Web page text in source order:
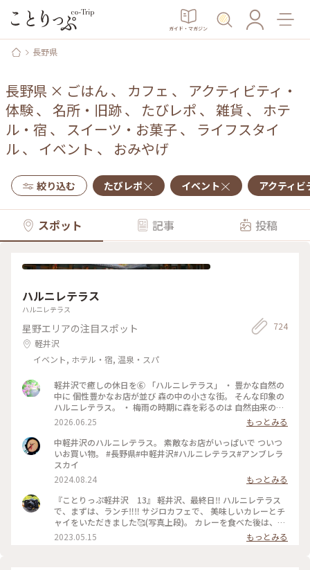
ガイド・マガジン
長野県
長野県 × ごはん 、 カフェ 、 アクティビティ・
体験、 名所・旧跡、 たびレポ 、 雑貨 、 ホテ
ル・宿 、 スイーツ・お菓子、 ライフスタイ
ル、 イベント 、 おみやげ
絞り込む たびレポ イベント アクティビ
スポット 記事 投稿
ハルニレテラス
ハルニレテラス
星野エリアの注目スポット
軽井沢
イベント, ホテル・宿, 温泉・スパ
724
軽井沢で癒しの休日を⑥ 「ハルニレテラス」 ・ 豊かな自然の
中に 個性豊かなお店が並び 森の中の小さな街。 そんな印象の
ハルニレテラス。 ・ 梅雨の時期に森を彩るのは 自然由来の素
材で100色に染めた布たち。 日差しに照らされ風に揺れて〜
改めて晴れて良かったなぁ〜。 心が躍る風景でした。 ・ 平日
でしたが多くの人で賑わっていました。 （週末はどうなっち
ゃうの？） #ひみつの絶景 #軽井沢 #ハルニレテラス
2026.06.25
もっとみる
中軽井沢のハルニレテラス。 素敵なお店がいっぱいで ついつ
いお買い物。 #長野県#中軽井沢#ハルニレテラス#アンブレラ
スカイ
2024.08.24
もっとみる
『ことりっぷ軽井沢 13』 軽井沢、最終日‼️ ハルニレテラス
で、まずは、ランチ‼️‼️ サジロカフェで、 美味しいカレーとチ
ャイをいただきました🥰(写真上段)。 カレーを食べた後は、、
ソフトクリーム🍦🤣(写真右下)。 和菓子の【和泉屋 傳兵衛】
さんで販売している、 〘森の花豆ソフトクリーム〙です。 森
2023.05.15 もっとみる